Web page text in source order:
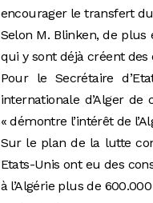
encourager le transfert
Selon M. Blinken, de plus
qui y sont déjà créent
Pour le Secrétaire
internationale d’Alger
« démontre l’intérêt de
Sur le plan de la lutte
Etats-Unis ont eu des
à l’Algérie plus de